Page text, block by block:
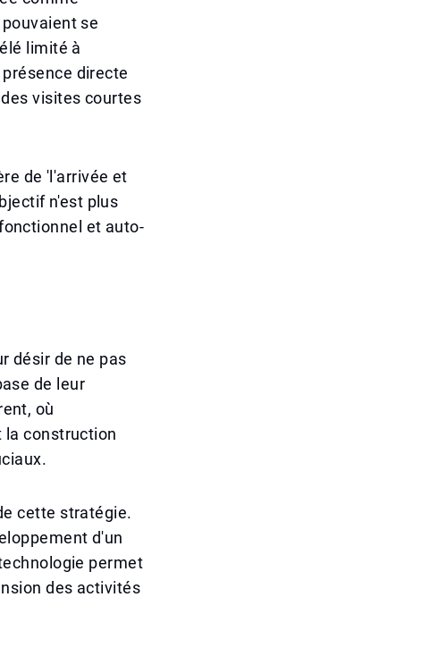
se
limité à
directe
visites courtes
de 'l'arrivée et
n'est plus
et auto-
désir de ne pas
de leur
où
la construction
cette stratégie.
d'un
permet
des activités